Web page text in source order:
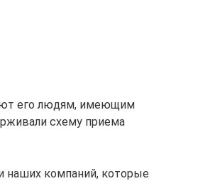
его людям, имеющим
схему приема
наших компаний, которые